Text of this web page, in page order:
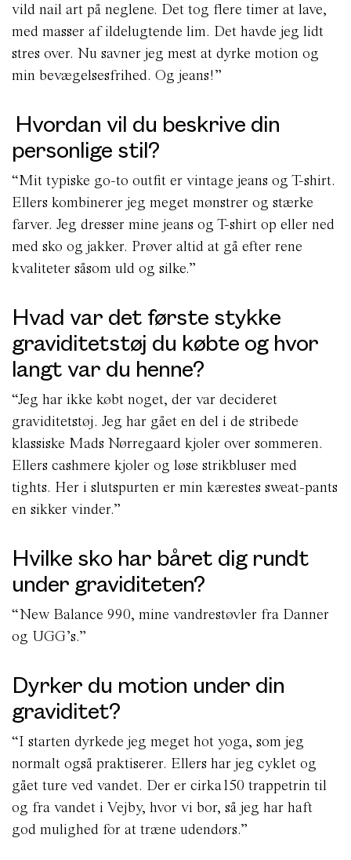
vild nail art på neglene. Det tog flere timer at lave,
med masser af ildelugtende lim. Det havde jeg lidt
stres over. Nu savner jeg mest at dyrke motion og
min bevægelsesfrihed. Og jeans!”
Hvordan vil du beskrive din
personlige stil?
“Mit typiske go-to outfit er vintage jeans og T-shirt.
Ellers kombinerer jeg meget mønstrer og stærke
farver. Jeg dresser mine jeans og T-shirt op eller ned
med sko og jakker. Prøver altid at gå efter rene
kvaliteter såsom uld og silke.”
Hvad var det første stykke
graviditetstøj du købte og hvor
langt var du henne?
“Jeg har ikke købt noget, der var decideret
graviditetstøj. Jeg har gået en del i de stribede
klassiske Mads Nørregaard kjoler over sommeren.
Ellers cashmere kjoler og løse strikbluser med
tights. Her i slutspurten er min kærestes sweat-pants
en sikker vinder.”
Hvilke sko har båret dig rundt
under graviditeten?
“New Balance 990, mine vandrestøvler fra Danner
og UGG’s.”
Dyrker du motion under din
graviditet?
“I starten dyrkede jeg meget hot yoga, som jeg
normalt også praktiserer. Ellers har jeg cyklet og
gået ture ved vandet. Der er cirka150 trappetrin til
og fra vandet i Vejby, hvor vi bor, så jeg har haft
god mulighed for at træne udendørs.”